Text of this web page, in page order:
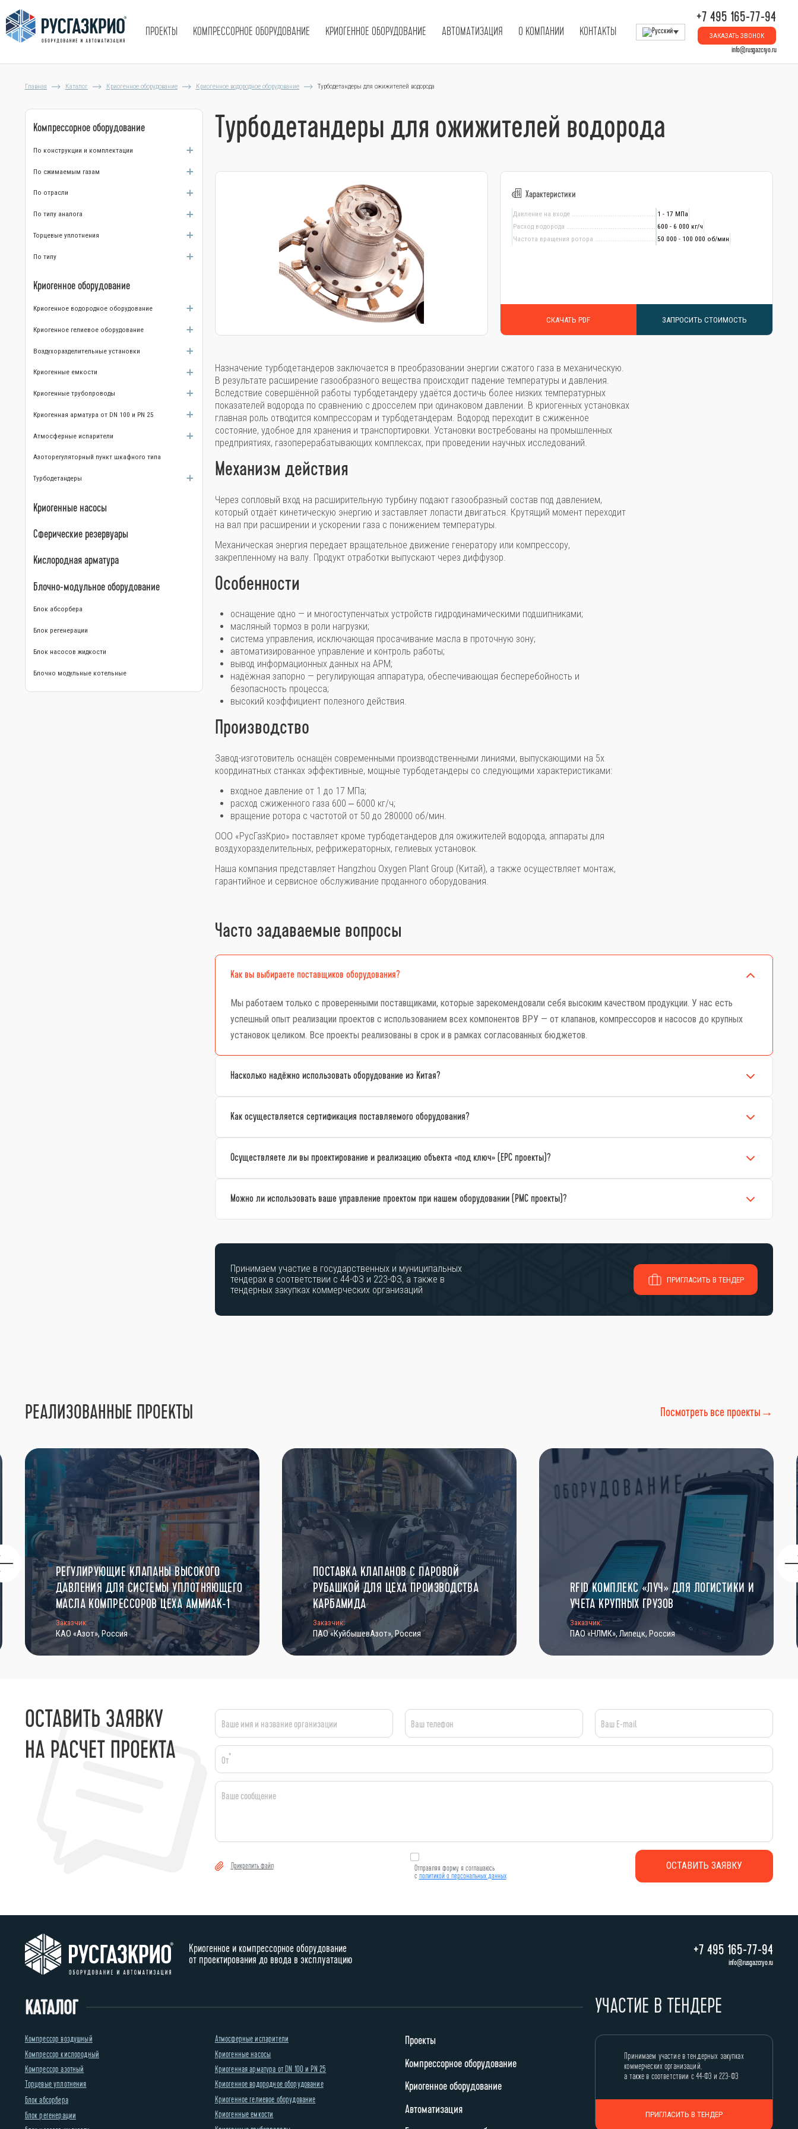
ПРОЕКТЫ КОМПРЕССОРНОЕ ОБОРУДОВАНИЕ КРИОГЕННОЕ ОБОРУДОВАНИЕ АВТОМАТИЗАЦИЯ О КОМПАНИИ КОНТАКТЫ
+7 495 165-77-94
ЗАКАЗАТЬ ЗВОНОК
info@rusgazcryo.ru
Главная Каталог Криогенное оборудование Криогенное водородное оборудование Турбодетандеры для ожижителей водорода
Компрессорное оборудование
По конструкции и комплектации
По сжимаемым газам
По отрасли
По типу аналога
Торцевые уплотнения
По типу
Криогенное оборудование
Криогенное водородное оборудование
Криогенное гелиевое оборудование
Воздухоразделительные установки
Криогенные емкости
Криогенные трубопроводы
Криогенная арматура от DN 100 и PN 25
Атмосферные испарители
Азоторегуляторный пункт шкафного типа
Турбодетандеры
Криогенные насосы
Сферические резервуары
Кислородная арматура
Блочно-модульное оборудование
Блок абсорбера
Блок регенерации
Блок насосов жидкости
Блочно модульные котельные
Турбодетандеры для ожижителей водорода
Характеристики
Давление на входе
1 - 17 МПа
Расход водорода
600 - 6 000 кг/ч
Частота вращения ротора
50 000 - 100 000 об/мин
СКАЧАТЬ PDF ЗАПРОСИТЬ СТОИМОСТЬ
Назначение турбодетандеров заключается в преобразовании энергии сжатого газа в механическую.
В результате расширение газообразного вещества происходит падение температуры и давления.
Вследствие совершённой работы турбодетандеру удаётся достичь более низких температурных
показателей водорода по сравнению с дросселем при одинаковом давлении. В криогенных установках
главная роль отводится компрессорам и турбодетандерам. Водород переходит в сжиженное
состояние, удобное для хранения и транспортировки. Установки востребованы на промышленных
предприятиях, газоперерабатывающих комплексах, при проведении научных исследований.
Механизм действия
Через сопловый вход на расширительную турбину подают газообразный состав под давлением,
который отдаёт кинетическую энергию и заставляет лопасти двигаться. Крутящий момент переходит
на вал при расширении и ускорении газа с понижением температуры.
Механическая энергия передает вращательное движение генератору или компрессору,
закрепленному на валу. Продукт отработки выпускают через диффузор.
Особенности
оснащение одно — и многоступенчатых устройств гидродинамическими подшипниками;
масляный тормоз в роли нагрузки;
система управления, исключающая просачивание масла в проточную зону;
автоматизированное управление и контроль работы;
вывод информационных данных на АРМ;
надёжная запорно — регулирующая аппаратура, обеспечивающая бесперебойность и
безопасность процесса;
высокий коэффициент полезного действия.
Производство
Завод-изготовитель оснащён современными производственными линиями, выпускающими на 5х
координатных станках эффективные, мощные турбодетандеры со следующими характеристиками:
входное давление от 1 до 17 МПа;
расход сжиженного газа 600 ‒ 6000 кг/ч;
вращение ротора с частотой от 50 до 280000 об/мин.
ООО «РусГазКрио» поставляет кроме турбодетандеров для ожижителей водорода, аппараты для
воздухоразделительных, рефрижераторных, гелиевых установок.
Наша компания представляет Hangzhou Oxygen Plant Group (Китай), а также осуществляет монтаж,
гарантийное и сервисное обслуживание проданного оборудования.
Часто задаваемые вопросы
Как вы выбираете поставщиков оборудования?
Мы работаем только с проверенными поставщиками, которые зарекомендовали себя высоким качеством продукции. У нас есть
успешный опыт реализации проектов с использованием всех компонентов ВРУ — от клапанов, компрессоров и насосов до крупных
установок целиком. Все проекты реализованы в срок и в рамках согласованных бюджетов.
Насколько надёжно использовать оборудование из Китая?
Как осуществляется сертификация поставляемого оборудования?
Осуществляете ли вы проектирование и реализацию объекта «под ключ» (EPC проекты)?
Можно ли использовать ваше управление проектом при нашем оборудовании (РМС проекты)?
Принимаем участие в государственных и муниципальных
тендерах в соответствии с 44-ФЗ и 223-ФЗ, а также в
тендерных закупках коммерческих организаций
ПРИГЛАСИТЬ В ТЕНДЕР
РЕАЛИЗОВАННЫЕ ПРОЕКТЫ Посмотреть все проекты→
РЕГУЛИРУЮЩИЕ КЛАПАНЫ ВЫСОКОГО
ДАВЛЕНИЯ ДЛЯ СИСТЕМЫ УПЛОТНЯЮЩЕГО
МАСЛА КОМПРЕССОРОВ ЦЕХА АММИАК-1
Заказчик:
КАО «Азот», Россия
ПОСТАВКА КЛАПАНОВ С ПАРОВОЙ
РУБАШКОЙ ДЛЯ ЦЕХА ПРОИЗВОДСТВА
КАРБАМИДА
Заказчик:
ПАО «КуйбышевАзот», Россия
RFID КОМПЛЕКС «ЛУЧ» ДЛЯ ЛОГИСТИКИ И
УЧЕТА КРУПНЫХ ГРУЗОВ
Заказчик:
ПАО «НЛМК», Липецк, Россия
Ваше имя и название организации Ваш телефон Ваш E-mail
От*
Ваше сообщение
Прикрепить файл
Отправляя форму, я соглашаюсь
с политикой о персональных данных
Криогенное и компрессорное оборудование
от проектирования до ввода в эксплуатацию
+7 495 165-77-94
info@rusgazcryo.ru
КАТАЛОГ
Компрессор воздушный
Компрессор кислородный
Компрессор азотный
Торцевые уплотнения
Блок абсорбера
Блок регенерации
Атмосферные испарители
Криогенные насосы
Криогенная арматура от DN 100 и PN 25
Криогенное водородное оборудование
Криогенное гелиевое оборудование
Криогенные емкости
Проекты
Компрессорное оборудование
Криогенное оборудование
Автоматизация
УЧАСТИЕ В ТЕНДЕРЕ
Принимаем участие в тендерных закупках
коммерческих организаций,
а также в соответствии с 44-ФЗ и 223-ФЗ
ПРИГЛАСИТЬ В ТЕНДЕР